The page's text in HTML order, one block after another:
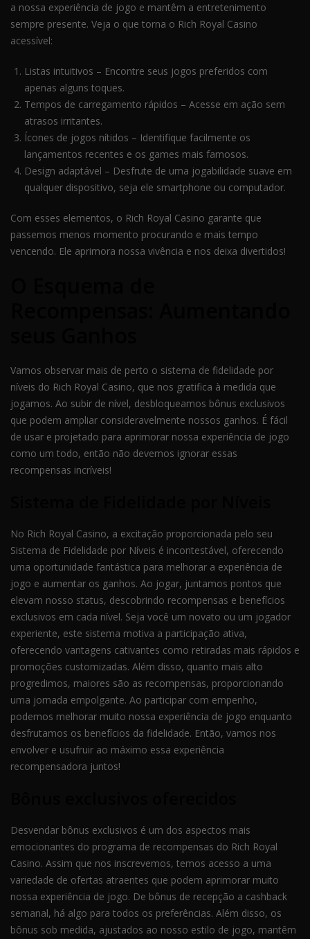
a nossa experiência de jogo e mantêm a entretenimento
sempre presente. Veja o que torna o Rich Royal Casino
acessível:
Listas intuitivos – Encontre seus jogos preferidos com
apenas alguns toques.
Tempos de carregamento rápidos – Acesse em ação sem
atrasos irritantes.
Ícones de jogos nítidos – Identifique facilmente os
lançamentos recentes e os games mais famosos.
Design adaptável – Desfrute de uma jogabilidade suave em
qualquer dispositivo, seja ele smartphone ou computador.
Com esses elementos, o Rich Royal Casino garante que
passemos menos momento procurando e mais tempo
vencendo. Ele aprimora nossa vivência e nos deixa divertidos!
Vamos observar mais de perto o sistema de fidelidade por
níveis do Rich Royal Casino, que nos gratifica à medida que
jogamos. Ao subir de nível, desbloqueamos bônus exclusivos
que podem ampliar consideravelmente nossos ganhos. É fácil
de usar e projetado para aprimorar nossa experiência de jogo
como um todo, então não devemos ignorar essas
recompensas incríveis!
No Rich Royal Casino, a excitação proporcionada pelo seu
Sistema de Fidelidade por Níveis é incontestável, oferecendo
uma oportunidade fantástica para melhorar a experiência de
jogo e aumentar os ganhos. Ao jogar, juntamos pontos que
elevam nosso status, descobrindo recompensas e benefícios
exclusivos em cada nível. Seja você um novato ou um jogador
experiente, este sistema motiva a participação ativa,
oferecendo vantagens cativantes como retiradas mais rápidos e
promoções customizadas. Além disso, quanto mais alto
progredimos, maiores são as recompensas, proporcionando
uma jornada empolgante. Ao participar com empenho,
podemos melhorar muito nossa experiência de jogo enquanto
desfrutamos os benefícios da fidelidade. Então, vamos nos
envolver e usufruir ao máximo essa experiência
recompensadora juntos!
Desvendar bônus exclusivos é um dos aspectos mais
emocionantes do programa de recompensas do Rich Royal
Casino. Assim que nos inscrevemos, temos acesso a uma
variedade de ofertas atraentes que podem aprimorar muito
nossa experiência de jogo. De bônus de recepção a cashback
semanal, há algo para todos os preferências. Além disso, os
bônus sob medida, ajustados ao nosso estilo de jogo, mantêm